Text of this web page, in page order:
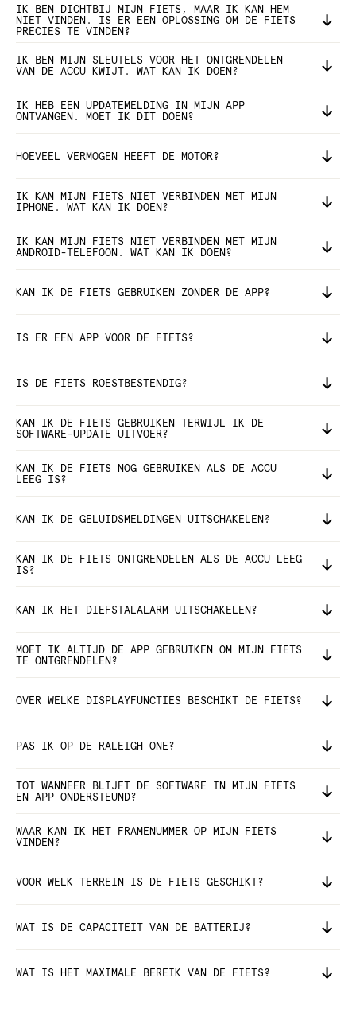
IK BEN DICHTBIJ MIJN FIETS, MAAR IK KAN HEM
NIET VINDEN. IS ER EEN OPLOSSING OM DE FIETS
PRECIES TE VINDEN?
IK BEN MIJN SLEUTELS VOOR HET ONTGRENDELEN
VAN DE ACCU KWIJT. WAT KAN IK DOEN?
IK HEB EEN UPDATEMELDING IN MIJN APP
ONTVANGEN. MOET IK DIT DOEN?
HOEVEEL VERMOGEN HEEFT DE MOTOR?
IK KAN MIJN FIETS NIET VERBINDEN MET MIJN
IPHONE. WAT KAN IK DOEN?
IK KAN MIJN FIETS NIET VERBINDEN MET MIJN
ANDROID-TELEFOON. WAT KAN IK DOEN?
KAN IK DE FIETS GEBRUIKEN ZONDER DE APP?
IS ER EEN APP VOOR DE FIETS?
IS DE FIETS ROESTBESTENDIG?
KAN IK DE FIETS GEBRUIKEN TERWIJL IK DE
SOFTWARE-UPDATE UITVOER?
KAN IK DE FIETS NOG GEBRUIKEN ALS DE ACCU
LEEG IS?
KAN IK DE GELUIDSMELDINGEN UITSCHAKELEN?
KAN IK DE FIETS ONTGRENDELEN ALS DE ACCU LEEG
IS?
KAN IK HET DIEFSTALALARM UITSCHAKELEN?
MOET IK ALTIJD DE APP GEBRUIKEN OM MIJN FIETS
TE ONTGRENDELEN?
OVER WELKE DISPLAYFUNCTIES BESCHIKT DE FIETS?
PAS IK OP DE RALEIGH ONE?
TOT WANNEER BLIJFT DE SOFTWARE IN MIJN FIETS
EN APP ONDERSTEUND?
WAAR KAN IK HET FRAMENUMMER OP MIJN FIETS
VINDEN?
VOOR WELK TERREIN IS DE FIETS GESCHIKT?
WAT IS DE CAPACITEIT VAN DE BATTERIJ?
WAT IS HET MAXIMALE BEREIK VAN DE FIETS?